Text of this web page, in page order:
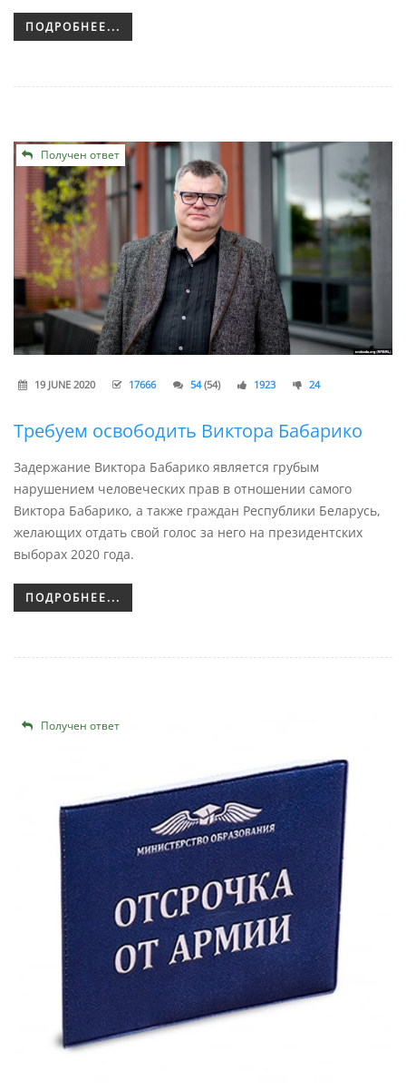
ПОДРОБНЕЕ...
Получен ответ
19 JUNE 2020 17666 54 (54) 1923 24
Требуем освободить Виктора Бабарико
Задержание Виктора Бабарико является грубым
нарушением человеческих прав в отношении самого
Виктора Бабарико, а также граждан Республики Беларусь,
желающих отдать свой голос за него на президентских
выборах 2020 года.
ПОДРОБНЕЕ...
Получен ответ